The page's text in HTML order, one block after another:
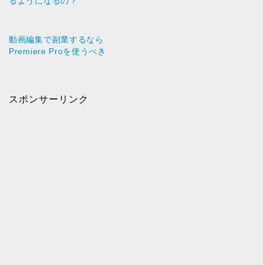
動画編集で副業するなら
Premiere Proを使うべき
スポンサーリンク